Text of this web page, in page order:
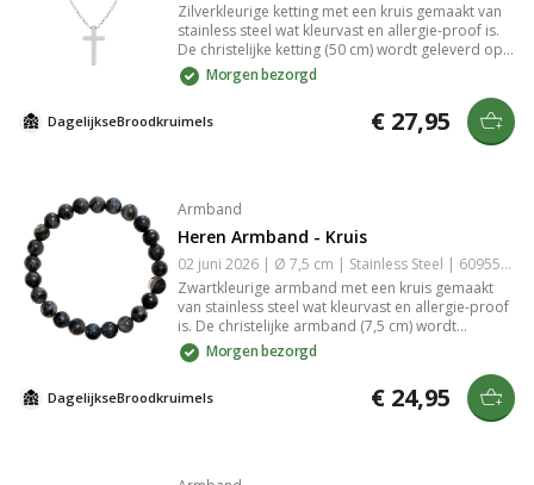
Zilverkleurige ketting met een kruis gemaakt van
stainless steel wat kleurvast en allergie-proof is.
De christelijke ketting (50 cm) wordt geleverd op
een kaartje. Tip: Doe je de ketting cadeau? Geef
hem dan wat extra luxe mee door hem te geven in
(/producten/sieradendoosjes).
Morgen bezorgd
DagelijkseBroodkruimels € 27,95
Armband
Heren Armband - Kruis
02 juni 2026 | Ø 7,5 cm | Stainless Steel | 6095501548506
Zwartkleurige armband met een kruis gemaakt
van stainless steel wat kleurvast en allergie-proof
is. De christelijke armband (7,5 cm) wordt
geleverd op een kaartje. Hij past vrijwel om
iedere pols door het handige verlengkettinkje.
Tip: Doe je de armband cadeau? Geef hem dan
wat extra luxe mee door hem te geven in een
[sieraden doosje](/producten/sieradendoosjes).
Morgen bezorgd
DagelijkseBroodkruimels € 24,95